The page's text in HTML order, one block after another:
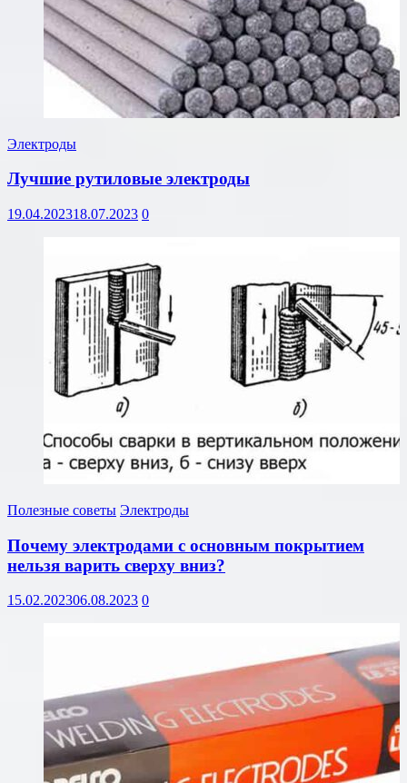
Электроды
Лучшие рутиловые электроды
19.04.202318.07.2023 0
Полезные советы Электроды
Почему электродами с основным покрытием
нельзя варить сверху вниз?
15.02.202306.08.2023 0